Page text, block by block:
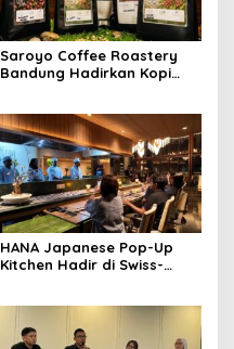
Saroyo Coffee Roastery
Bandung Hadirkan Kopi
HANA Japanese Pop-Up
Kitchen Hadir di Swiss-
Pengalaman Omakase
Eksklusif